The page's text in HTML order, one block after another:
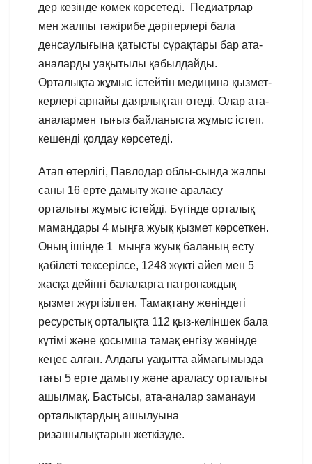
дер кезінде көмек көрсетеді. Педиатрлар
мен жалпы тәжірибе дәрігерлері бала
денсаулығына қатысты сұрақтары бар ата-
аналарды уақытылы қабылдайды.
Орталықта жұмыс істейтін медицина қызмет-
керлері арнайы даярлықтан өтеді. Олар ата-
аналармен тығыз байланыста жұмыс істеп,
кешенді қолдау көрсетеді.
Атап өтерлігі, Павлодар облы-сында жалпы
саны 16 ерте дамыту және араласу
орталығы жұмыс істейді. Бүгінде орталық
мамандары 4 мыңға жуық қызмет көрсеткен.
Оның ішінде 1 мыңға жуық баланың есту
қабілеті тексерілсе, 1248 жүкті әйел мен 5
жасқа дейінгі балаларға патронаждық
қызмет жүргізілген. Тамақтану жөніндегі
ресурстық орталықта 112 қыз-келіншек бала
күтімі және қосымша тамақ енгізу жөнінде
кеңес алған. Алдағы уақытта аймағымызда
тағы 5 ерте дамыту және араласу орталығы
ашылмақ. Бастысы, ата-аналар заманауи
орталықтардың ашылуына
ризашылықтарын жеткізуде.